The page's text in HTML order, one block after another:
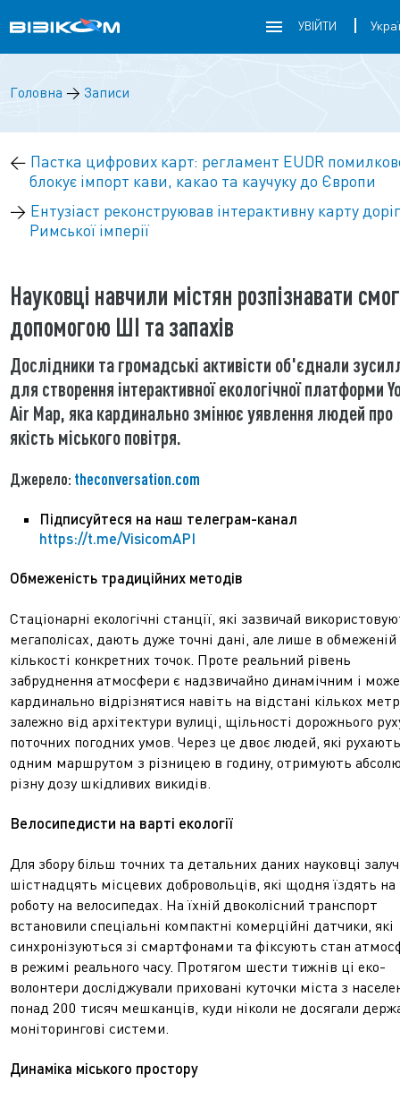
УВІЙТИ
Головна → Записи
← Пастка цифрових карт: регламент EUDR
блокує імпорт кави, какао та каучуку до Європи
→ Ентузіаст реконструював інтерактивну карту доріг
Римської імперії
Науковці навчили містян розпізнавати
допомогою ШІ та запахів
Дослідники та громадські активісти об'єднали
для створення інтерактивної екологічної платформи
Air Map, яка кардинально змінює уявлення людей про
якість міського повітря.
Джерело: theconversation.com
Підписуйтеся на наш телеграм-канал
https://t.me/VisicomAPI
Обмеженість традиційних методів
Стаціонарні екологічні станції, які зазвичай
мегаполісах, дають дуже точні дані, але лише в обмеженій
кількості конкретних точок. Проте реальний рівень
забруднення атмосфери є надзвичайно динамічним і може
кардинально відрізнятися навіть на відстані кількох
залежно від архітектури вулиці, щільності дорожнього
поточних погодних умов. Через це двоє людей, які
одним маршрутом з різницею в годину, отримують
різну дозу шкідливих викидів.
Велосипедисти на варті екології
Для збору більш точних та детальних даних науковці
шістнадцять місцевих добровольців, які щодня їздять на
роботу на велосипедах. На їхній двоколісний транспорт
встановили спеціальні компактні комерційні датчики, які
синхронізуються зі смартфонами та фіксують стан
в режимі реального часу. Протягом шести тижнів ці еко-
волонтери досліджували приховані куточки міста з
понад 200 тисяч мешканців, куди ніколи не досягали
моніторингові системи.
Динаміка міського простору